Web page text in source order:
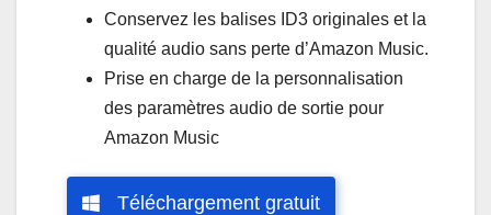
Conservez les balises ID3 originales et la
qualité audio sans perte d’Amazon Music.
Prise en charge de la personnalisation
des paramètres audio de sortie pour
Amazon Music
Téléchargement gratuit